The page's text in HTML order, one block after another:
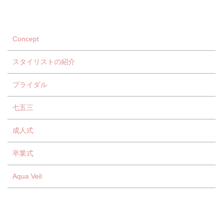
Concept
スタイリストの紹介
ブライダル
七五三
成人式
卒業式
Aqua Veil